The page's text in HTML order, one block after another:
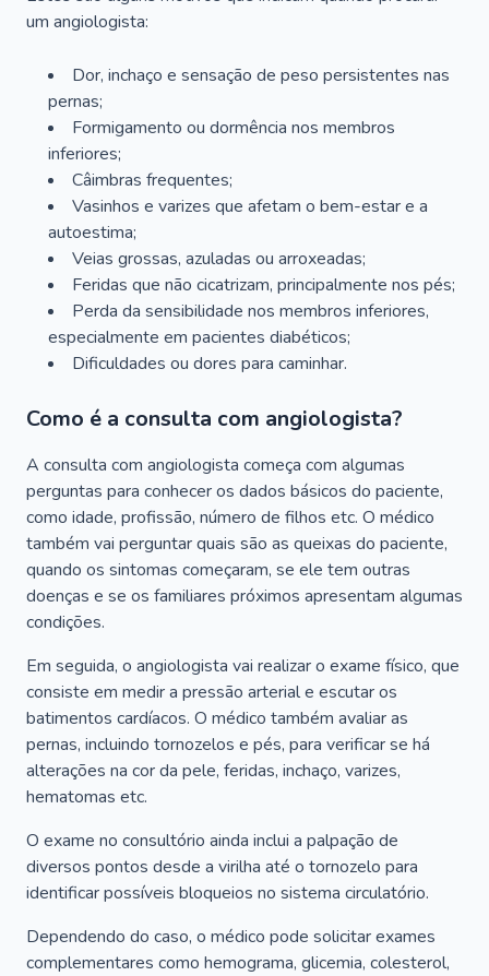
um angiologista:
Dor, inchaço e sensação de peso persistentes nas
pernas;
Formigamento ou dormência nos membros
inferiores;
Câimbras frequentes;
Vasinhos e varizes que afetam o bem-estar e a
autoestima;
Veias grossas, azuladas ou arroxeadas;
Feridas que não cicatrizam, principalmente nos pés;
Perda da sensibilidade nos membros inferiores,
especialmente em pacientes diabéticos;
Dificuldades ou dores para caminhar.
Como é a consulta com angiologista?
A consulta com angiologista começa com algumas
perguntas para conhecer os dados básicos do paciente,
como idade, profissão, número de filhos etc. O médico
também vai perguntar quais são as queixas do paciente,
quando os sintomas começaram, se ele tem outras
doenças e se os familiares próximos apresentam algumas
condições.
Em seguida, o angiologista vai realizar o exame físico, que
consiste em medir a pressão arterial e escutar os
batimentos cardíacos. O médico também avaliar as
pernas, incluindo tornozelos e pés, para verificar se há
alterações na cor da pele, feridas, inchaço, varizes,
hematomas etc.
O exame no consultório ainda inclui a palpação de
diversos pontos desde a virilha até o tornozelo para
identificar possíveis bloqueios no sistema circulatório.
Dependendo do caso, o médico pode solicitar exames
complementares como hemograma, glicemia, colesterol,